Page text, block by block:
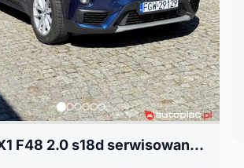
BMW X1 F48 2.0 s18d serwisowany, kpl opon